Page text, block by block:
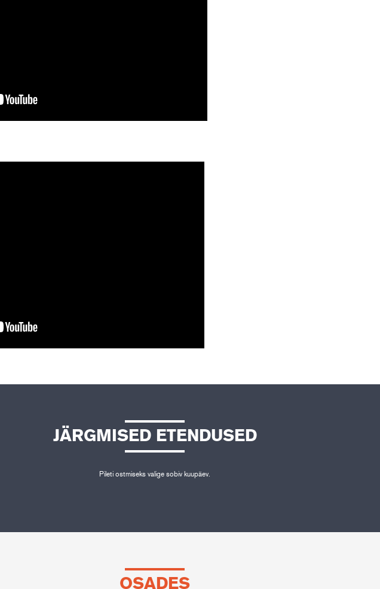
JÄRGMISED ETENDUSED
Pileti ostmiseks valige sobiv kuupäev.
OSADES